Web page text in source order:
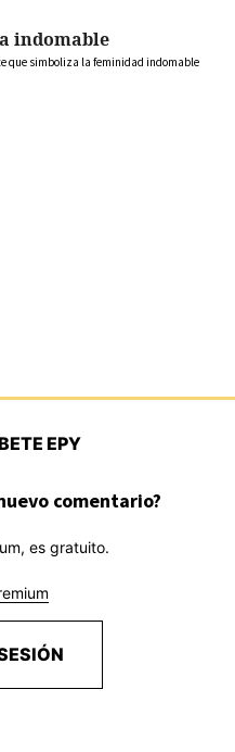
indomable
que simboliza la feminidad indomable
EPY
comentario?
es gratuito.